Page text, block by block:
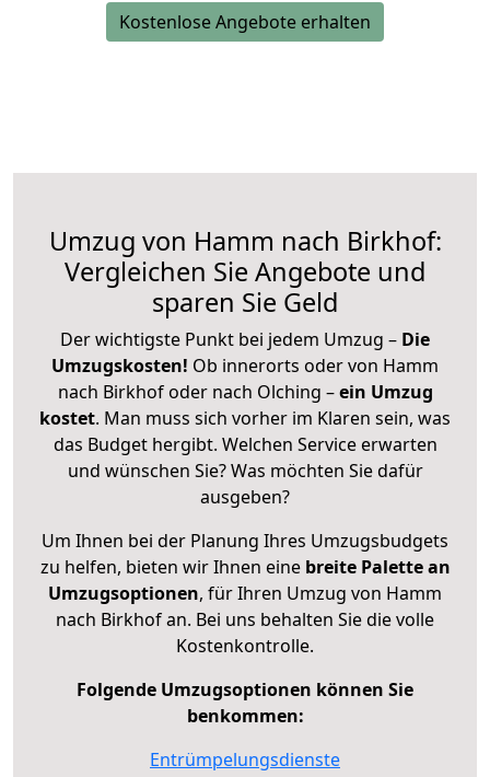
Kostenlose Angebote erhalten
Umzug von Hamm nach Birkhof:
Vergleichen Sie Angebote und
sparen Sie Geld
Der wichtigste Punkt bei jedem Umzug – Die
Umzugskosten! Ob innerorts oder von Hamm
nach Birkhof oder nach Olching –ein Umzug
kostet. Man muss sich vorher im Klaren sein, was
das Budget hergibt. Welchen Service erwarten
und wünschen Sie? Was möchten Sie dafür
ausgeben?
Um Ihnen bei der Planung Ihres Umzugsbudgets
zu helfen, bieten wir Ihnen eine breite Palette an
Umzugsoptionen, für Ihren Umzug von Hamm
nach Birkhof an. Bei uns behalten Sie die volle
Kostenkontrolle.
Folgende Umzugsoptionen können Sie
benkommen:
Entrümpelungsdienste